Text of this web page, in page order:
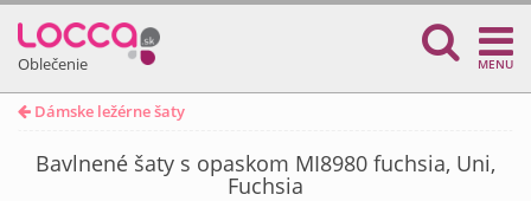
Oblečenie MENU
Dámske ležérne šaty
Bavlnené šaty s opaskom MI8980 fuchsia, Uni,
Fuchsia